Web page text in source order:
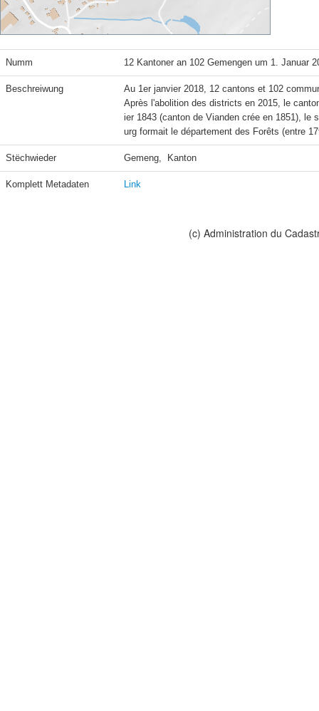
Numm 12 Kantoner an 102 Gemengen um 1. Januar
Beschreiwung
Au 1er janvier 2018, 12 cantons et 102
Après l'abolition des districts en 2015, le
ier 1843 (canton de Vianden crée en 1851), le
Stëchwieder Gemeng,  Kanton
Komplett Metadaten Link
(c) Administration du